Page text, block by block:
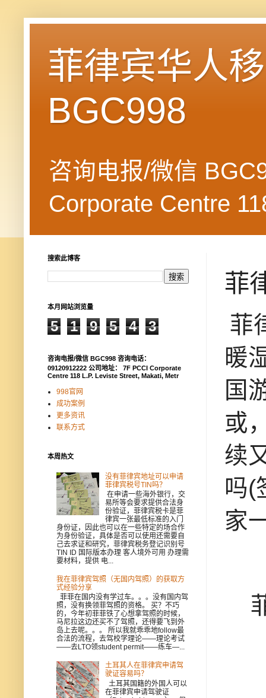
菲律宾华人
BGC998
咨询电报/微信
Corporate Centre
菲
菲
暖
国
或
续
吗(
家
搜索此博客
本月网站浏览量
5 1 9 5 4 3
咨询电报/微信 BGC998 咨询电话：
09120912222 公司地址： 7F PCCI Corporate
Centre 118 L.P. Leviste Street, Makati, Metr
998官网
成功案例
更多资讯
联系方式
本周热文
没有菲律宾地址可以申请
菲律宾税号TIN吗？
在申请一些海外银行，交
易所等会要求提供合法身
份验证，菲律宾税卡是菲
律宾一张最低标准的入门
身份证，因此也可以在一些特定的场合作
为身份验证，具体是否可以使用还需要自
己去求证和研究，菲律宾税务登记识别号
TIN ID 国际版本办理 客人境外可用 办理需
要材料，提供 电...
我在菲律宾驾照（无国内驾照）的获取方
式经验分享
菲菲在国内没有学过车。。。没有国内驾
照，没有换领菲驾照的资格。 买？不巧
的，今年初菲菲铁了心想拿驾照的时候，
马尼拉这边还买不了驾照，还得要飞到外
岛上去呢。。。 所以我就乖乖地follow最
合法的流程，去驾校学理论——理论考试
——去LTO领student permit——练车—...
土耳其人在菲律宾申请驾
驶证容易吗？
土耳其国籍的外国人可以
在菲律宾申请驾驶证